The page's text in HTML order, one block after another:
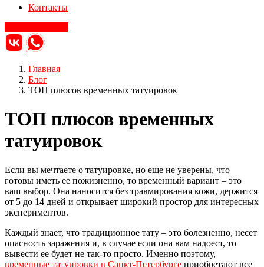
Контакты
Главная
Блог
ТОП плюсов временных татуировок
ТОП плюсов временных
татуировок
Если вы мечтаете о татуировке, но еще не уверены, что
готовы иметь ее пожизненно, то временный вариант – это
ваш выбор. Она наносится без травмирования кожи, держится
от 5 до 14 дней и открывает широкий простор для интересных
экспериментов.
Каждый знает, что традиционное тату – это болезненно, несет
опасность заражения и, в случае если она вам надоест, то
вывести ее будет не так-то просто. Именно поэтому,
временные татуировки в Санкт-Петербурге приобретают все